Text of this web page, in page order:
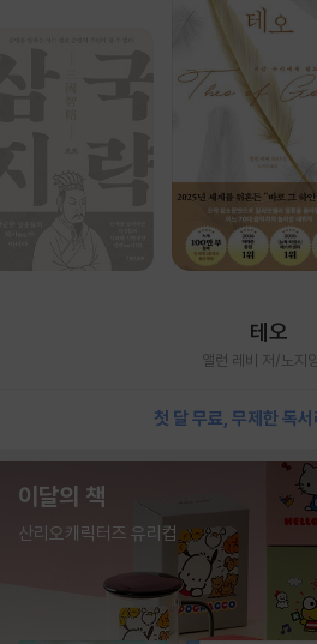
테오
앨런 레비 저/노지
첫 달 무료, 무제한 독
이달의 책
산리오캐릭터즈 유리컵